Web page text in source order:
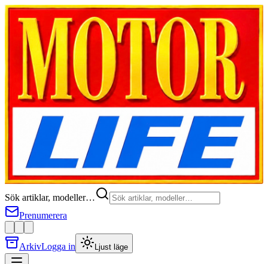
Sök artiklar, modeller…
Prenumerera
ArkivLogga in Ljust läge